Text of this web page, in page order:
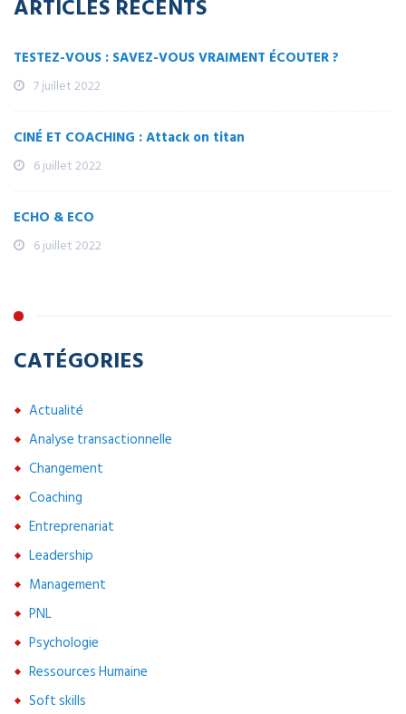
TESTEZ-VOUS : SAVEZ-VOUS VRAIMENT ÉCOUTER ?
7 juillet 2022
CINÉ ET COACHING : Attack on titan
6 juillet 2022
ECHO & ECO
6 juillet 2022
CATÉGORIES
Actualité
Analyse transactionnelle
Changement
Coaching
Entreprenariat
Leadership
Management
PNL
Psychologie
Ressources Humaine
Soft skills